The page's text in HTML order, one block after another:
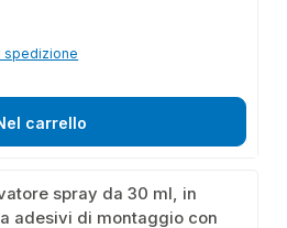
spedizione
carrello